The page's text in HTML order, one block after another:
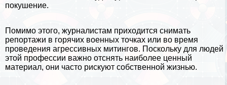
покушение.
Помимо этого, журналистам приходится снимать
репортажи в горячих военных точках или во время
проведения агрессивных митингов. Поскольку для людей
этой профессии важно отснять наиболее ценный
материал, они часто рискуют собственной жизнью.